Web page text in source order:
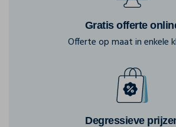
Gratis offerte
Offerte op maat in enkele
Degressieve